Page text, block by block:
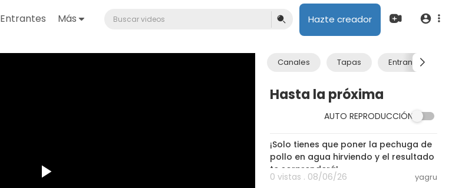
Entrantes Más Hazte creador
Canales Tapas Entrantes
Hasta la próxima
AUTO REPRODUCCIÓN
03:00
¡Solo tienes que poner la pechuga de
pollo en agua hirviendo y el resultado
te sorprenderá!
0 vistas . 08/06/26 yagru